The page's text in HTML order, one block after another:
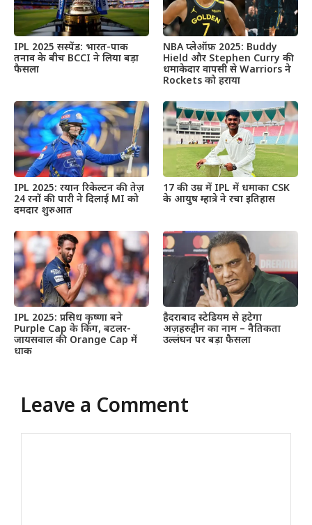
IPL 2025 सस्पेंड: भारत-पाक
तनाव के बीच BCCI ने लिया बड़ा
फैसला
NBA प्लेऑफ़ 2025: Buddy
Hield और Stephen Curry की
धमाकेदार वापसी से Warriors ने
Rockets को हराया
IPL 2025: रयान रिकेल्टन की तेज़
24 रनों की पारी ने दिलाई MI को
दमदार शुरुआत
17 की उम्र में IPL में धमाका CSK
के आयुष म्हात्रे ने रचा इतिहास
IPL 2025: प्रसिध कृष्णा बने
Purple Cap के किंग, बटलर-
जायसवाल की Orange Cap में
धाक
हैदराबाद स्टेडियम से हटेगा
अज़हरुद्दीन का नाम – नैतिकता
उल्लंघन पर बड़ा फैसला
Leave a Comment